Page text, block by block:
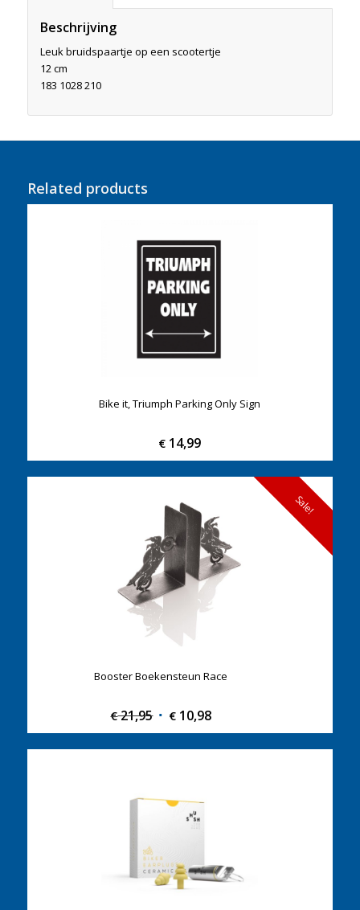
Beschrijving
Leuk bruidspaartje op een scootertje
12 cm
183 1028 210
Related products
Bike it, Triumph Parking Only Sign
€ 14,99
Booster Boekensteun Race
€21,95 Original
price
was:
€ 10,98Current
price
is:
Sale!